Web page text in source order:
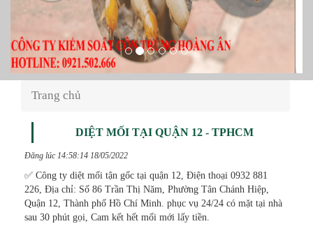
Trang chủ
DIỆT MỐI TẠI QUẬN 12 - TPHCM
Đăng lúc 14:58:14 18/05/2022
✅ Công ty diệt mối tận gốc tại quận 12, Điện thoại 0932 881
226, Địa chỉ: Số 86 Trần Thị Năm, Phường Tân Chánh Hiệp,
Quận 12, Thành phố Hồ Chí Minh. phục vụ 24/24 có mặt tại nhà
sau 30 phút gọi, Cam kết hết mối mới lấy tiền.